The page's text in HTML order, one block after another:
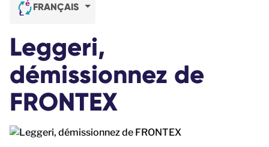
TRAVAILLEZ AVEC NOUS!
COMMENT SOMMES-NOUS FINANCÉS?
Rejoignez-nous!
FAIRE UN DON
FRANÇAIS
Leggeri,
démissionnez de
FRONTEX